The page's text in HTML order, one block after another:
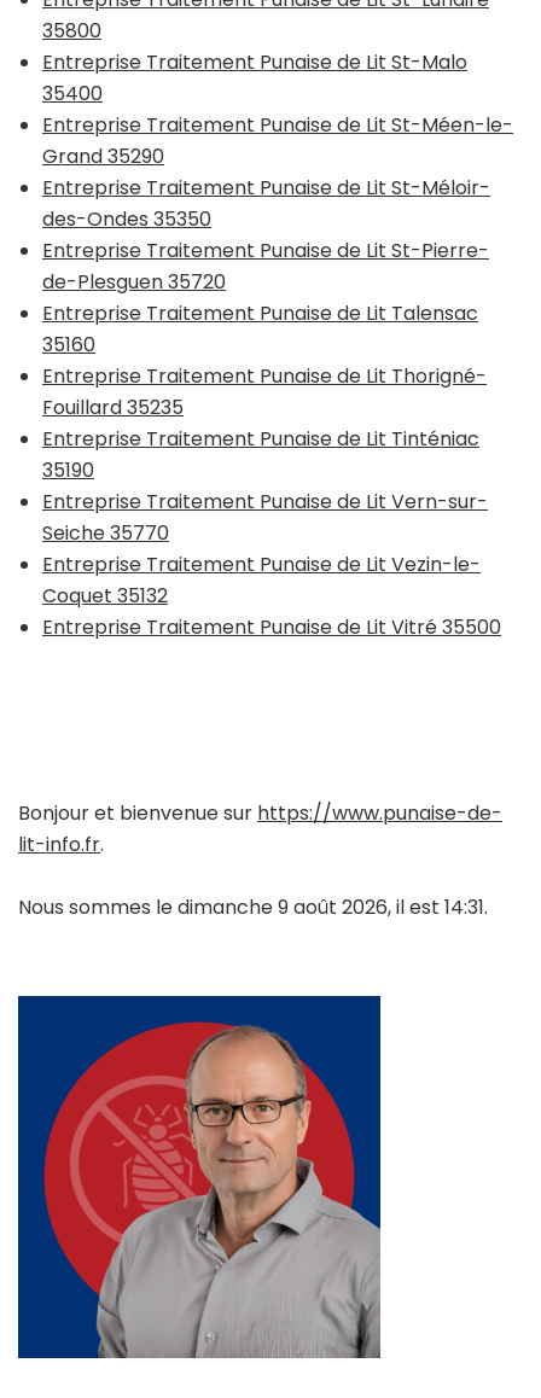
35800
Entreprise Traitement Punaise de Lit St-Malo
35400
Entreprise Traitement Punaise de Lit St-Méen-le-
Grand 35290
Entreprise Traitement Punaise de Lit St-Méloir-
des-Ondes 35350
Entreprise Traitement Punaise de Lit St-Pierre-
de-Plesguen 35720
Entreprise Traitement Punaise de Lit Talensac
35160
Entreprise Traitement Punaise de Lit Thorigné-
Fouillard 35235
Entreprise Traitement Punaise de Lit Tinténiac
35190
Entreprise Traitement Punaise de Lit Vern-sur-
Seiche 35770
Entreprise Traitement Punaise de Lit Vezin-le-
Coquet 35132
Entreprise Traitement Punaise de Lit Vitré 35500
Bonjour et bienvenue sur https://www.punaise-de-
lit-info.fr.
Nous sommes le dimanche 9 août 2026, il est 14:31.